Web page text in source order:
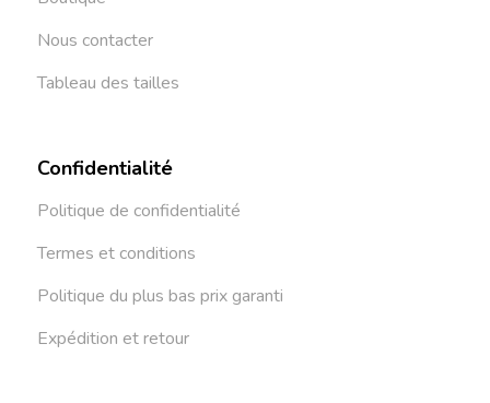
Nous contacter
Tableau des tailles
Confidentialité
Politique de confidentialité
Termes et conditions
Politique du plus bas prix garanti
Expédition et retour